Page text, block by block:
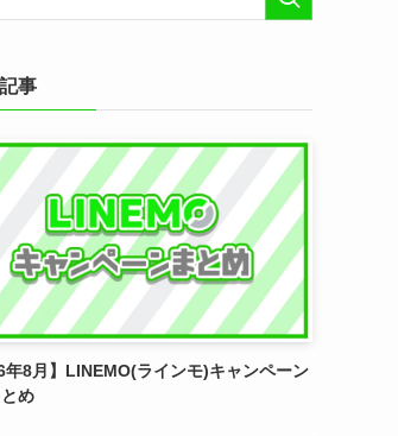
事
年8月】LINEMO(ラインモ)キャンペーン
め